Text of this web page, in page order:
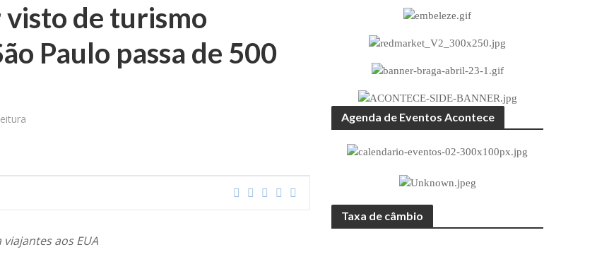
de turismo
Paulo passa de 500
aos EUA
Agenda de Eventos Acontece
Taxa de câmbio